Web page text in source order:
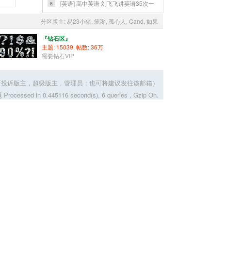
讲-彭
8
[英语] 高中英语 刘飞飞讲英语35次一
分区版主: 易23小猪, 笨潴, 孤心人, Cand, 如果
『钻石区』
主题: 15039 帖数: 36万
需要钻石VIP
诉版主，超级版主，管理员；也可将建议发往该邮箱）
Processed in 0.445116 second(s), 6 queries , Gzip On.